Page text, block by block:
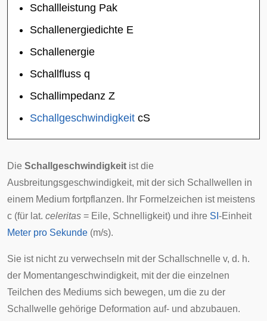
Schallleistung Pak
Schallenergiedichte E
Schallenergie
Schallfluss q
Schallimpedanz Z
Schallgeschwindigkeit cS
Die Schallgeschwindigkeit ist die
Ausbreitungsgeschwindigkeit, mit der sich Schallwellen in
einem Medium fortpflanzen. Ihr Formelzeichen ist meistens
c (für lat. celeritas = Eile, Schnelligkeit) und ihre SI -Einheit
Meter pro Sekunde (m/s).
Sie ist nicht zu verwechseln mit der Schallschnelle v, d. h.
der Momentangeschwindigkeit, mit der die einzelnen
Teilchen des Mediums sich bewegen, um die zu der
Schallwelle gehörige Deformation auf- und abzubauen.